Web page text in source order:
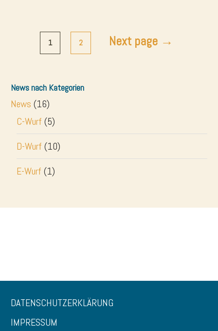
Seitennummerierung
der
Beiträge
1 2 Next page →
News nach Kategorien
News (16)
C-Wurf (5)
D-Wurf (10)
E-Wurf (1)
DATENSCHUTZERKLÄRUNG
IMPRESSUM